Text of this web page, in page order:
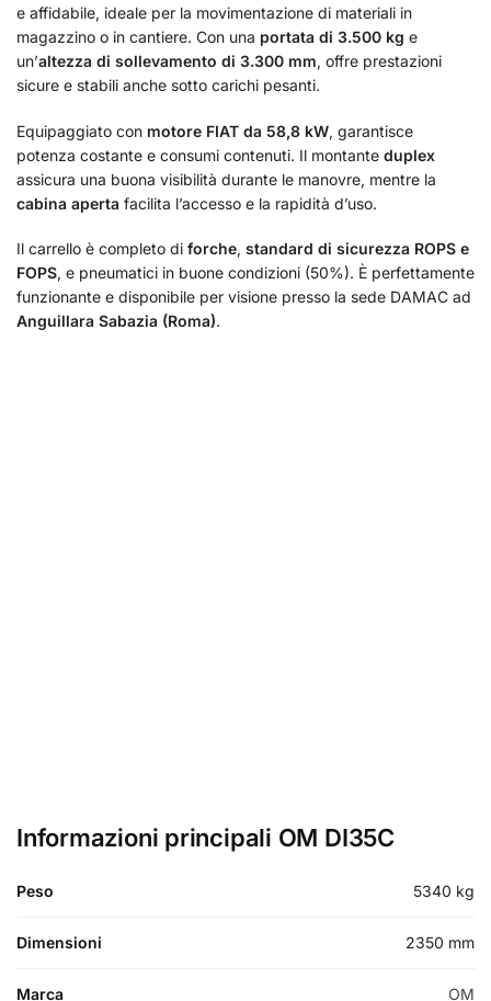
e affidabile, ideale per la movimentazione di materiali in
magazzino o in cantiere. Con una portata di 3.500 kg e
un’altezza di sollevamento di 3.300 mm, offre prestazioni
sicure e stabili anche sotto carichi pesanti.
Equipaggiato con motore FIAT da 58,8 kW, garantisce
potenza costante e consumi contenuti. Il montante duplex
assicura una buona visibilità durante le manovre, mentre la
cabina aperta facilita l’accesso e la rapidità d’uso.
Il carrello è completo di forche, standard di sicurezza ROPS e
FOPS, e pneumatici in buone condizioni (50%). È perfettamente
funzionante e disponibile per visione presso la sede DAMAC ad
Anguillara Sabazia (Roma).
Informazioni principali OM DI35C
Peso 5340 kg
Dimensioni 2350 mm
Marca OM